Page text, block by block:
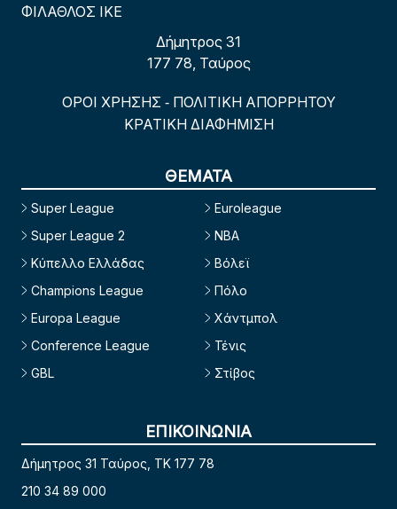
ΦΙΛΑΘΛΟΣ ΙΚΕ
Δήμητρος 31
177 78, Ταύρος
ΟΡΟΙ ΧΡΗΣΗΣ - ΠΟΛΙΤΙΚΗ ΑΠΟΡΡΗΤΟΥ
ΚΡΑΤΙΚΗ ΔΙΑΦΗΜΙΣΗ
ΘΕΜΑΤΑ
Super League
Super League 2
Κύπελλο Ελλάδας
Champions League
Europa League
Conference League
GBL
Euroleague
NBA
Βόλεϊ
Πόλο
Χάντμπολ
Τένις
Στίβος
ΕΠΙΚΟΙΝΩΝΙΑ
Δήμητρος 31 Ταύρος, TK 177 78
210 34 89 000